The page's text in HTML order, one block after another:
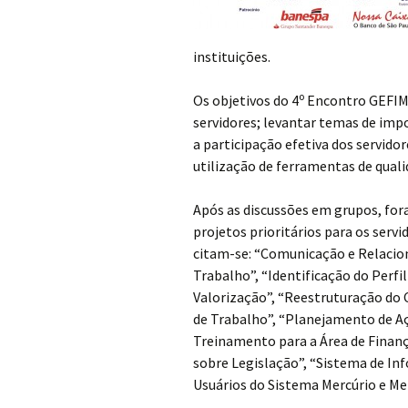
instituições.
Os objetivos do 4o Encontro
servidores; levantar temas de
a participação efetiva dos
utilização de ferramentas de
Após as discussões em grupos,
projetos prioritários para os
citam-se: “Comunicação e
Trabalho”, “Identificação do
Valorização”, “Reestruturação do
de Trabalho”, “Planejamento de
Treinamento para a Área de
sobre Legislação”, “Sistema de
Usuários do Sistema Mercúrio e